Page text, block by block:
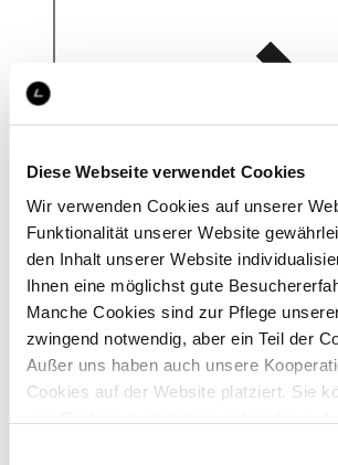
Diese Webseite verwendet Cookies
Wir verwenden Cookies auf unserer
Funktionalität unserer Website
den Inhalt unserer Website
Ihnen eine möglichst gute
Manche Cookies sind zur Pflege
zwingend notwendig, aber ein Teil der
Außer uns haben auch unsere
Cookies auf der Website platziert. Sie